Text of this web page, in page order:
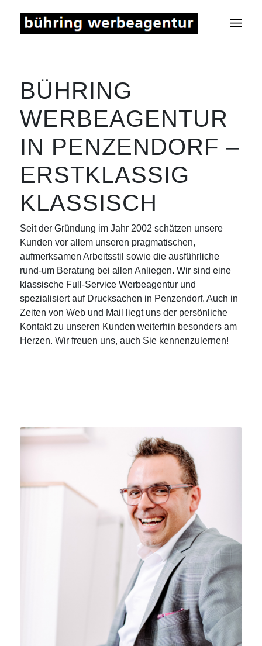
BÜHRING
WERBEAGENTUR
IN PENZENDORF –
ERSTKLASSIG
KLASSISCH
Seit der Gründung im Jahr 2002 schätzen unsere
Kunden vor allem unseren pragmatischen,
aufmerksamen Arbeitsstil sowie die ausführliche
rund-um Beratung bei allen Anliegen. Wir sind eine
klassische Full-Service Werbeagentur und
spezialisiert auf Drucksachen in Penzendorf. Auch in
Zeiten von Web und Mail liegt uns der persönliche
Kontakt zu unseren Kunden weiterhin besonders am
Herzen. Wir freuen uns, auch Sie kennenzulernen!